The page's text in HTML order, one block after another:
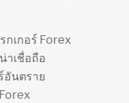
กเกอร์ Forex
าเชื่อถือ
อันตราย